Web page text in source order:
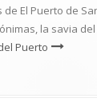
El Puerto de
la savia del
Puerto